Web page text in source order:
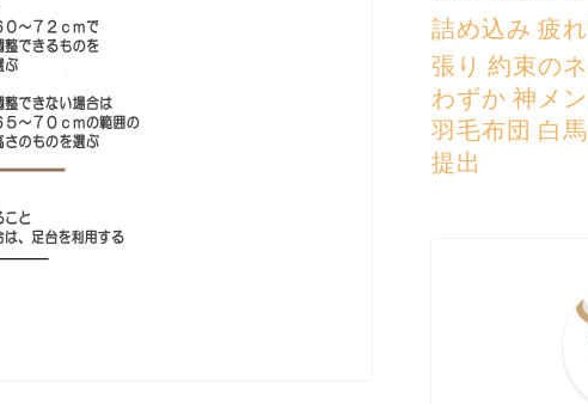
詰め込み 疲れ
張り 約束の
わずか 神メ
羽毛布団 白
提出